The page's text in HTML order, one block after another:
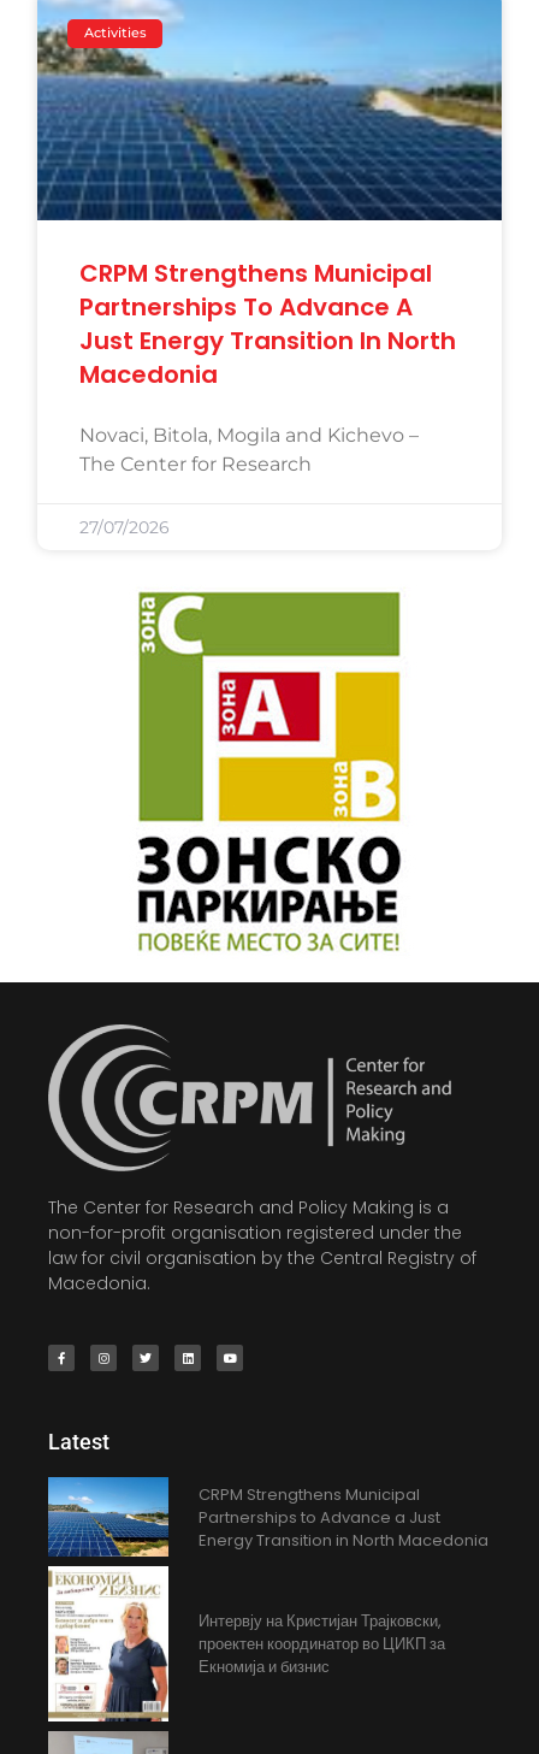
Activities
CRPM Strengthens Municipal
Partnerships To Advance A
Just Energy Transition In North
Macedonia
Novaci, Bitola, Mogila and Kichevo –
The Center for Research
27/07/2026
The Center for Research and Policy Making is a
non-for-profit organisation registered under the
law for civil organisation by the Central Registry of
Macedonia.
Latest
CRPM Strengthens Municipal
Partnerships to Advance a Just
Energy Transition in North Macedonia
Интервју на Кристијан Трајковски,
проектен координатор во ЦИКП за
Екномија и бизнис